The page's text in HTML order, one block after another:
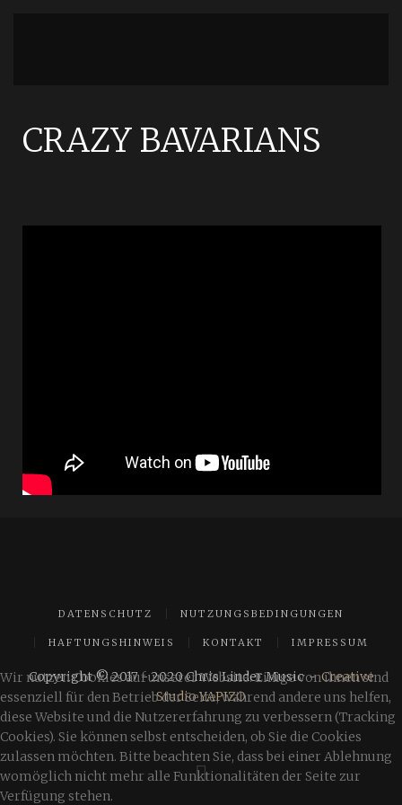
CRAZY BAVARIANS
DATENSCHUTZ NUTZUNGSBEDINGUNGEN
HAFTUNGSHINWEIS KONTAKT IMPRESSUM
Copyright © 2017 - 2020 Chris Linder Music -Creative
Studio YAPIZO
Wir nutzen Cookies auf unserer Website. Einige von ihnen sind
essenziell für den Betrieb der Seite, während andere uns helfen,
diese Website und die Nutzererfahrung zu verbessern (Tracking
Cookies). Sie können selbst entscheiden, ob Sie die Cookies
zulassen möchten. Bitte beachten Sie, dass bei einer Ablehnung
womöglich nicht mehr alle Funktionalitäten der Seite zur
Verfügung stehen.